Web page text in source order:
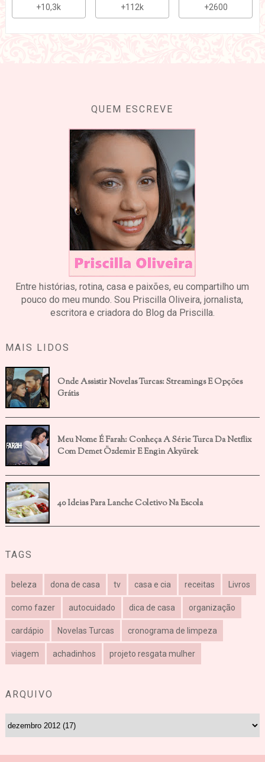
+10,3k +112k +2600
QUEM ESCREVE
Entre histórias, rotina, casa e paixões, eu compartilho um
pouco do meu mundo. Sou Priscilla Oliveira, jornalista,
escritora e criadora do Blog da Priscilla.
MAIS LIDOS
Onde Assistir Novelas Turcas: Streamings E Opções
Grátis
Meu Nome É Farah: Conheça A Série Turca Da Netflix
Com Demet Özdemir E Engin Akyürek
40 Ideias Para Lanche Coletivo Na Escola
TAGS
beleza dona de casa tv casa e cia receitas Livros
como fazer autocuidado dica de casa organização
cardápio Novelas Turcas cronograma de limpeza
viagem achadinhos projeto resgata mulher
ARQUIVO